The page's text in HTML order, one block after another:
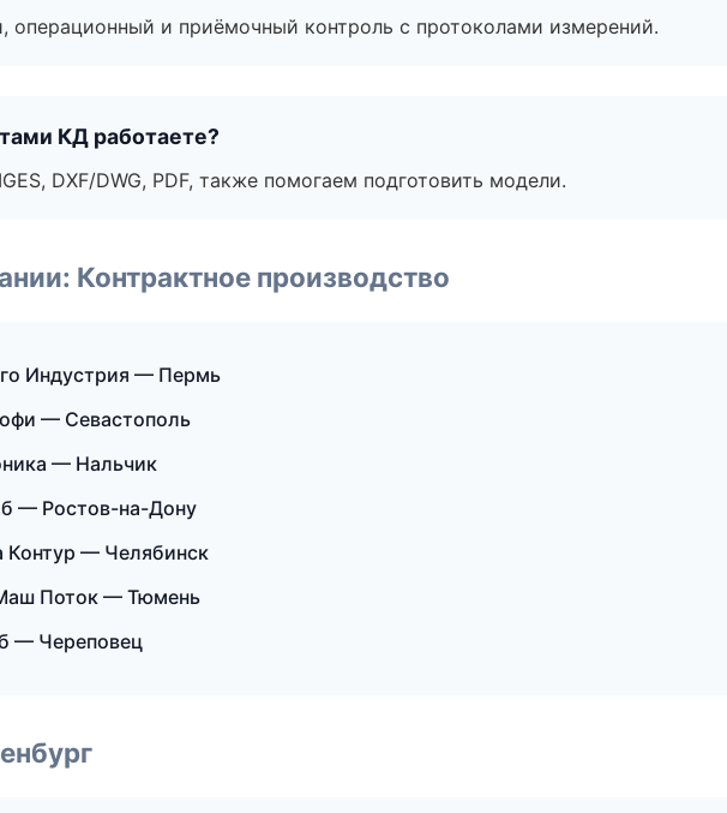
операционный и приёмочный контроль с протоколами измерений.
КД работаете?
DXF/DWG, PDF, также помогаем подготовить модели.
Контрактное производство
Индустрия — Пермь
— Севастополь
— Нальчик
— Ростов-на-Дону
— Челябинск
Поток — Тюмень
— Череповец